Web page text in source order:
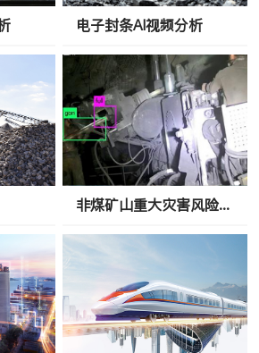
电子封条AI视频分析
非煤矿山重大灾害风险防控平台